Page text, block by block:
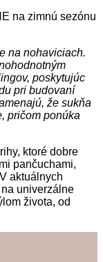
na nohaviciach.
poskytujúc
pri budovaní
že sukňa
pričom ponúka
ktoré dobre
pančuchami,
aktuálnych
univerzálne
života, od